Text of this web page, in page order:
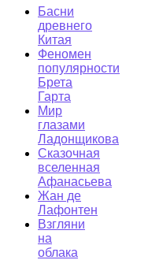
Басни
древнего
Китая
Феномен
популярности
Брета
Гарта
Мир
глазами
Ладонщикова
Сказочная
вселенная
Афанасьева
Жан де
Лафонтен
Взгляни
на
облака